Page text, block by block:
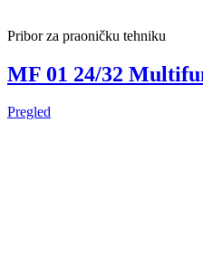
Pribor za praoničku tehniku
MF 01 24/32
Pregled